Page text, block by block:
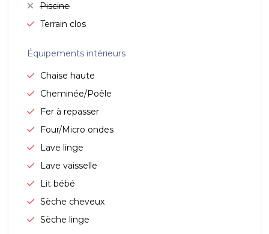
Piscine
Terrain clos
Équipements intérieurs
Chaise haute
Cheminée/Poêle
Fer à repasser
Four/Micro ondes
Lave linge
Lave vaisselle
Lit bébé
Sèche cheveux
Sèche linge